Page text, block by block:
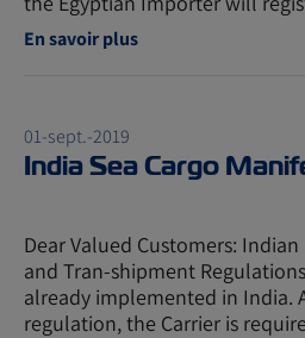
En savoir plus
01-sept.-2019
India Sea Cargo
Dear Valued Customers:
and Tran-shipment
already implemented in India.
regulation, the Carrier is